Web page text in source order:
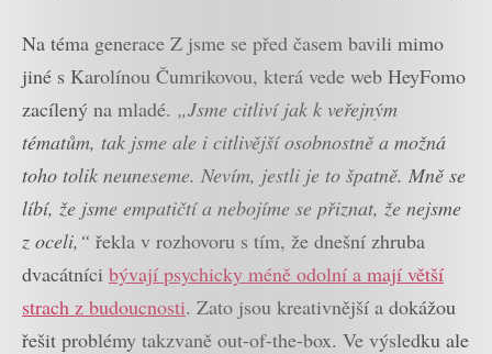
Na téma generace Z jsme se před časem bavili mimo
jiné s Karolínou Čumrikovou, která vede web HeyFomo
zacílený na mladé. „Jsme citliví jak k veřejným
tématům, tak jsme ale i citlivější osobnostně a možná
toho tolik neuneseme. Nevím, jestli je to špatně. Mně se
líbí, že jsme empatičtí a nebojíme se přiznat, že nejsme
z oceli,“ řekla v rozhovoru s tím, že dnešní zhruba
dvacátníci bývají psychicky méně odolní a mají větší
strach z budoucnosti. Zato jsou kreativnější a dokážou
řešit problémy takzvaně out-of-the-box. Ve výsledku ale